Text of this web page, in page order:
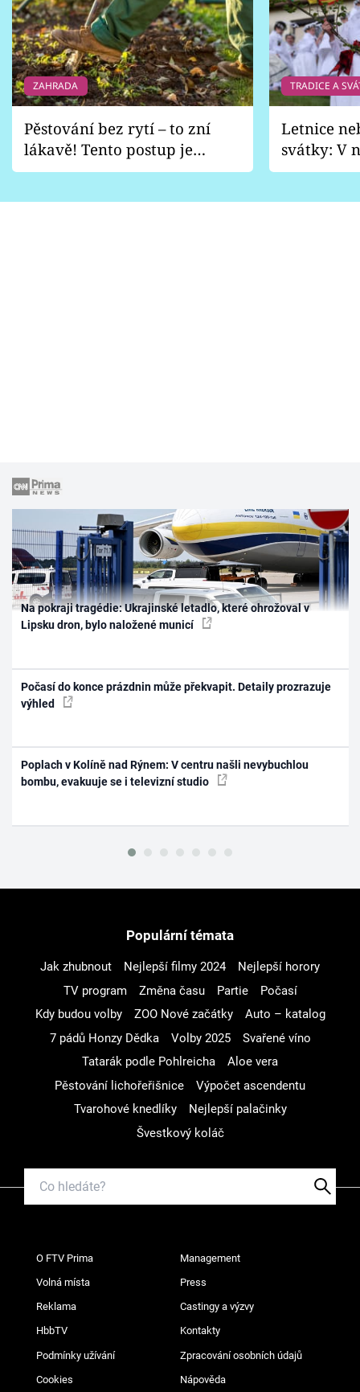
ZAHRADA
Pěstování bez rytí – to zní
lákavě! Tento postup je
vhodný jen pro některé
TRADICE A
Letnice
svátky: V
pondělí
Na pokraji tragédie: Ukrajinské letadlo, které ohrožoval v
Lipsku dron, bylo naložené municí
Počasí do konce prázdnin může překvapit. Detaily prozrazuje
výhled
Poplach v Kolíně nad Rýnem: V centru našli nevybuchlou
bombu, evakuuje se i televizní studio
Populární témata
Jak zhubnout Nejlepší filmy 2024
Nejlepší horory
TV program
Změna času Partie
Počasí
Kdy budou volby
ZOO Nové začátky
Auto – katalog
7 pádů Honzy Dědka
Volby 2025
Svařené víno
Tatarák podle Pohlreicha
Aloe vera
Pěstování lichořeřišnice
Výpočet ascendentu
Tvarohové knedlíky
Nejlepší palačinky
Švestkový koláč
O FTV Prima Management
Volná místa Press
Reklama Castingy a výzvy
HbbTV Kontakty
Podmínky užívání Zpracování osobních údajů
Cookies Nápověda